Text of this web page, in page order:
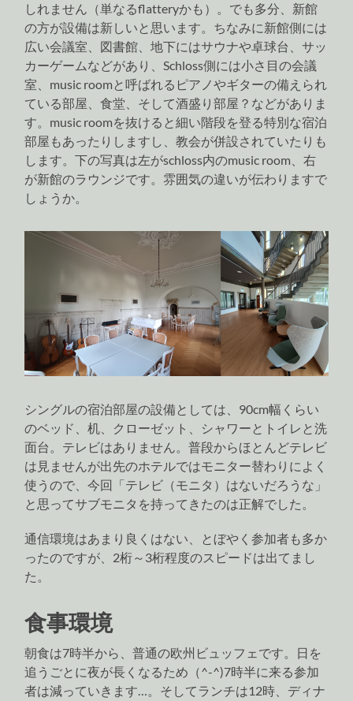
しれません（単なるflatteryかも）。でも多分、新館
の方が設備は新しいと思います。ちなみに新館側には
広い会議室、図書館、地下にはサウナや卓球台、サッ
カーゲームなどがあり、Schloss側には小さ目の会議
室、music roomと呼ばれるピアノやギターの備えられ
ている部屋、食堂、そして酒盛り部屋？などがありま
す。music roomを抜けると細い階段を登る特別な宿泊
部屋もあったりしますし、教会が併設されていたりも
します。下の写真は左がschloss内のmusic room、右
が新館のラウンジです。雰囲気の違いが伝わりますで
しょうか。
シングルの宿泊部屋の設備としては、90cm幅くらい
のベッド、机、クローゼット、シャワーとトイレと洗
面台。テレビはありません。普段からほとんどテレビ
は見ませんが出先のホテルではモニター替わりによく
使うので、今回「テレビ（モニタ）はないだろうな」
と思ってサブモニタを持ってきたのは正解でした。
通信環境はあまり良くはない、とぼやく参加者も多か
ったのですが、2桁～3桁程度のスピードは出てまし
た。
食事環境
朝食は7時半から、普通の欧州ビュッフェです。日を
追うごとに夜が長くなるため（^-^)7時半に来る参加
者は減っていきます…。そしてランチは12時、ディナ